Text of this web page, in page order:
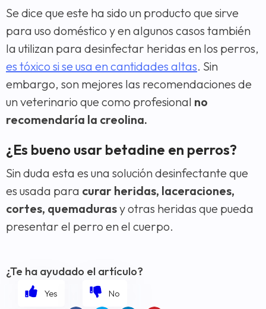
Se dice que este ha sido un producto que sirve
para uso doméstico y en algunos casos también
la utilizan para desinfectar heridas en los perros,
es tóxico si se usa en cantidades altas. Sin
embargo, son mejores las recomendaciones de
un veterinario que como profesional no
recomendaría la creolina.
¿Es bueno usar betadine en perros?
Sin duda esta es una solución desinfectante que
es usada para curar heridas, laceraciones,
cortes, quemadurasy otras heridas que pueda
presentar el perro en el cuerpo.
¿Te ha ayudado el artículo?